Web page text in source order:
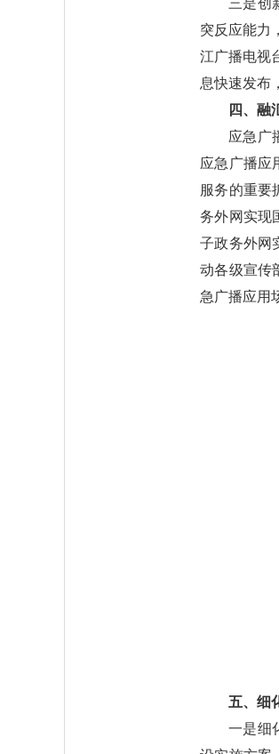
三是创
突反应能力
江广播电视
息快速发布
四、融
应急广
应急广播应
服务的重要
务外网实现
子政务外网
动各级宣传
急广播应用
五、细
一是细